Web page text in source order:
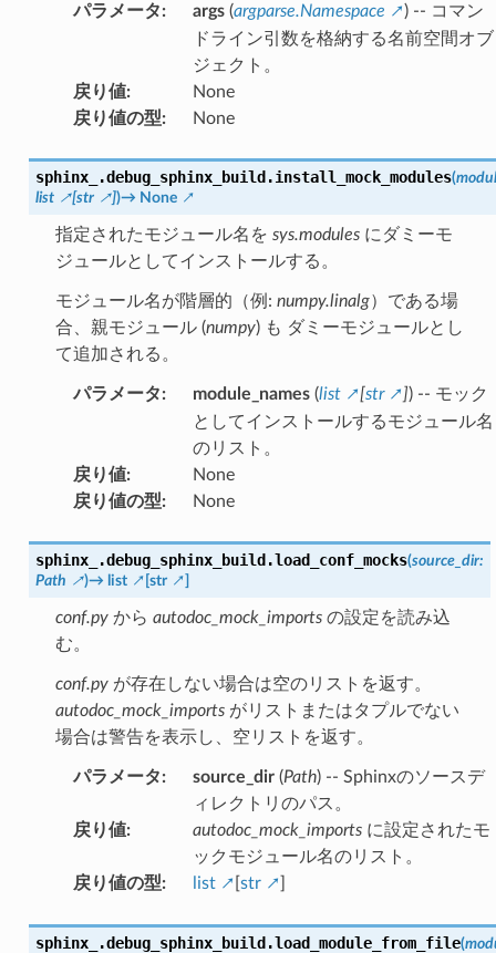
パラメータ: args(argparse.Namespace
) -- コマン
ドライン引数を格納する名前空間オブ
ジェクト。
戻り値:
None
戻り値の型: None
sphinx_.debug_sphinx_build.install_mock_modules(
list
[str ])→ None
指定されたモジュール名を sys.modulesにダミーモ
ジュールとしてインストールする。
モジュール名が階層的（例: numpy.linalg）である場
合、親モジュール (numpy) も ダミーモジュールとし
て追加される。
パラメータ: module_names(list [str ]) -- モック
としてインストールするモジュール名
のリスト。
戻り値:
None
戻り値の型: None
sphinx_.debug_sphinx_build.load_conf_mocks(source_dir:
Path
)→ list [str ]
conf.pyから autodoc_mock_importsの設定を読み込
む。
conf.pyが存在しない場合は空のリストを返す。
autodoc_mock_importsがリストまたはタプルでない
場合は警告を表示し、空リストを返す。
パラメータ: source_dir(Path) -- Sphinxのソースデ
ィレクトリのパス。
戻り値: autodoc_mock_importsに設定されたモ
ックモジュール名のリスト。
戻り値の型: list str
sphinx_.debug_sphinx_build.load_module_from_file(